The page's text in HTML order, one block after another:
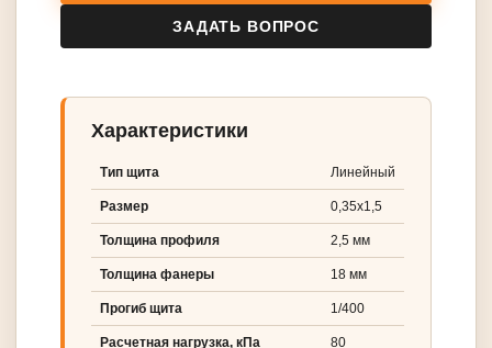
ЗАДАТЬ ВОПРОС
Характеристики
Тип щита Линейный
Размер 0,35х1,5
Толщина профиля 2,5 мм
Толщина фанеры 18 мм
Прогиб щита 1/400
Расчетная нагрузка, кПа 80